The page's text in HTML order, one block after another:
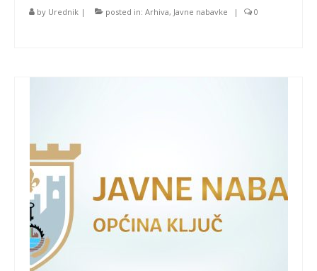
by Urednik | posted in: Arhiva, Javne nabavke | 0